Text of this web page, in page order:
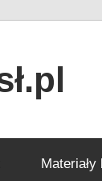
Materiały